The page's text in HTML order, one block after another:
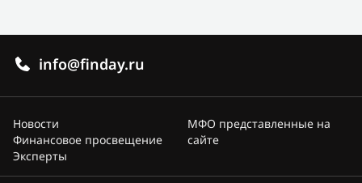
info@finday.ru
Новости
Финансовое просвещение
Эксперты
МФО представленные на
сайте